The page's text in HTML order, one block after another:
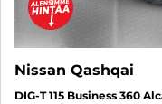
Nissan Qashqai
DIG-T 115 Business 360